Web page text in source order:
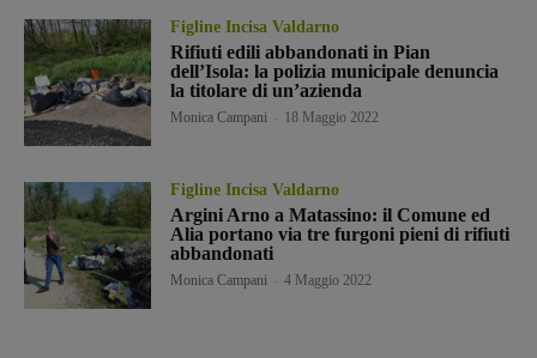
Figline Incisa Valdarno
Rifiuti edili abbandonati in Pian
dell’Isola: la polizia municipale denuncia
la titolare di un’azienda
Monica Campani 18 Maggio 2022
Figline Incisa Valdarno
Argini Arno a Matassino: il Comune ed
Alia portano via tre furgoni pieni di rifiuti
abbandonati
Monica Campani 4 Maggio 2022